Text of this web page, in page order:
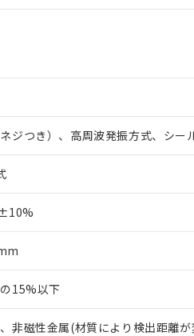
ジつき）、高周波発振方式、シー
15%以下
非磁性金属(材質により検出距離